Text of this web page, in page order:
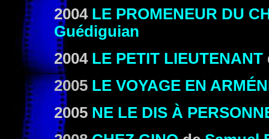
2004 LE PROMENEUR DU
Guédiguian
2004 LE PETIT LIEUTENANT
2005 LE VOYAGE EN
2005 NE LE DIS À